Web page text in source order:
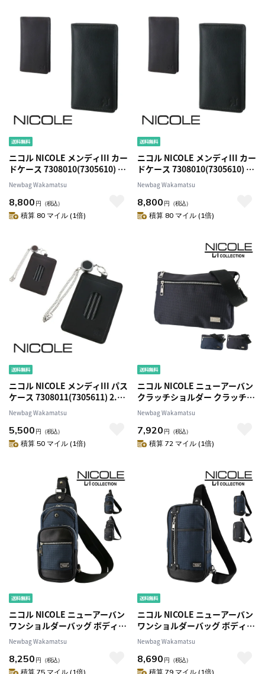
ニコル NICOLE メンディIII カー
ドケース 7308010(7305610) 1.
ブラック 10x10 メンズ
Newbag Wakamatsu
8,800 円 （税込）
積算 80 マイル (1倍)
ニコル NICOLE メンディIII カー
ドケース 7308010(7305610) 2.
チョコ 41x41 メンズ
Newbag Wakamatsu
8,800 円 （税込）
積算 80 マイル (1倍)
ニコル NICOLE メンディIII パス
ケース 7308011(7305611) 2.チ
ョコ 41x41 メンズ
Newbag Wakamatsu
5,500 円 （税込）
積算 50 マイル (1倍)
ニコル NICOLE ニューアーバン
クラッチショルダー クラッチバ
ッグ ショルダーバッグ nil227
1.ブラック -01 メンズ
Newbag Wakamatsu
7,920 円 （税込）
積算 72 マイル (1倍)
ニコル NICOLE ニューアーバン
ワンショルダーバッグ ボディバ
ッグ nil229 2.ネイビー -60 メン
ズ
Newbag Wakamatsu
8,250 円 （税込）
積算 75 マイル (1倍)
ニコル NICOLE ニューアーバン
ワンショルダーバッグ ボディバ
ッグ nil230 2.ネイビー -60 メン
ズ
Newbag Wakamatsu
8,690 円 （税込）
積算 79 マイル (1倍)